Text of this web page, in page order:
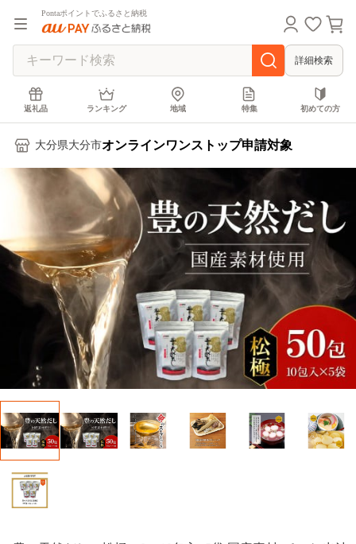
Pontaポイントでふるさと納税
詳細検索
返礼品 ランキング 地域 特集 初めての方
大分県大分市オンラインワンストップ申請対象